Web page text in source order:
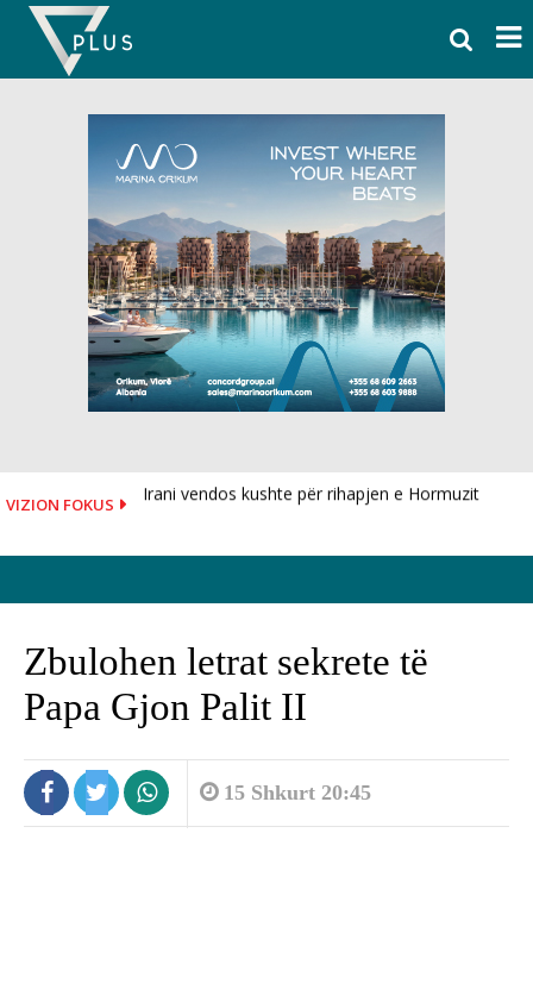
Skip
content
VIZION FOKUS Irani vendos kushte për rihapjen e Hormuzit
Zbulohen letrat sekrete të
Papa Gjon Palit II
15 Shkurt 20:45